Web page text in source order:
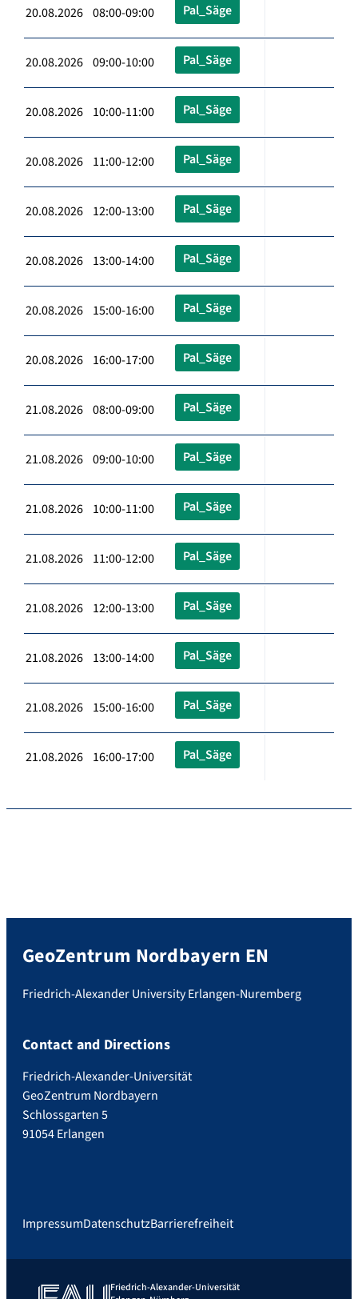
20.08.2026 08:00-09:00 Pal_Säge
20.08.2026 09:00-10:00 Pal_Säge
20.08.2026 10:00-11:00 Pal_Säge
20.08.2026 11:00-12:00 Pal_Säge
20.08.2026 12:00-13:00 Pal_Säge
20.08.2026 13:00-14:00 Pal_Säge
20.08.2026 15:00-16:00 Pal_Säge
20.08.2026 16:00-17:00 Pal_Säge
21.08.2026 08:00-09:00 Pal_Säge
21.08.2026 09:00-10:00 Pal_Säge
21.08.2026 10:00-11:00 Pal_Säge
21.08.2026 11:00-12:00 Pal_Säge
21.08.2026 12:00-13:00 Pal_Säge
21.08.2026 13:00-14:00 Pal_Säge
21.08.2026 15:00-16:00 Pal_Säge
21.08.2026 16:00-17:00 Pal_Säge
GeoZentrum Nordbayern EN
Friedrich-Alexander University Erlangen-Nuremberg
Contact and Directions
Friedrich-Alexander-Universität
GeoZentrum Nordbayern
Schlossgarten 5
91054 Erlangen
ImpressumDatenschutzBarrierefreiheit
Friedrich-Alexander-Universität